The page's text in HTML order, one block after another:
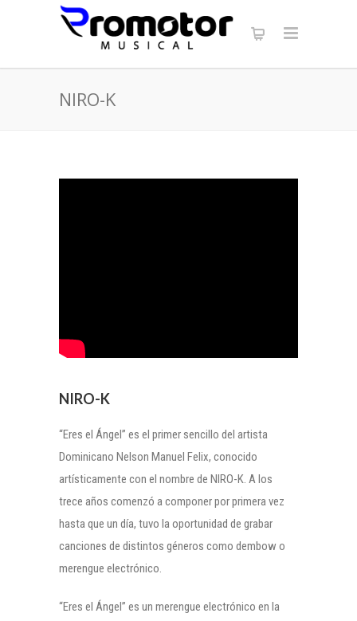
NIRO-K
NIRO-K
“Eres el Ángel” es el primer sencillo del artista
Dominicano Nelson Manuel Felix, conocido
artísticamente con el nombre de NIRO-K. A los
trece años comenzó a componer por primera vez
hasta que un día, tuvo la oportunidad de grabar
canciones de distintos géneros como dembow o
merengue electrónico.
“Eres el Ángel” es un merengue electrónico en la